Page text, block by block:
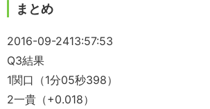
まとめ
2016-09-2413:57:53
Q3結果
1関口（1分05秒398）
2一貴（+0.018）